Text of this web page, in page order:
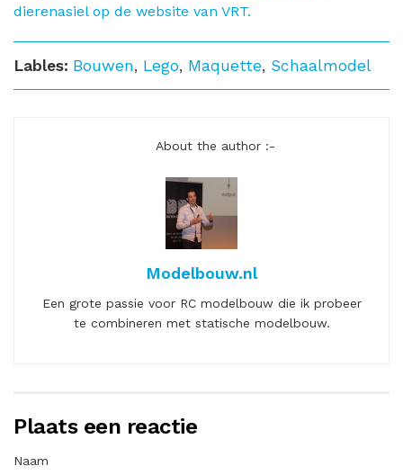
dierenasiel op de website van VRT.
Lables: Bouwen, Lego, Maquette, Schaalmodel
About the author :-
Modelbouw.nl
Een grote passie voor RC modelbouw die ik probeer
te combineren met statische modelbouw.
Plaats een reactie
Naam